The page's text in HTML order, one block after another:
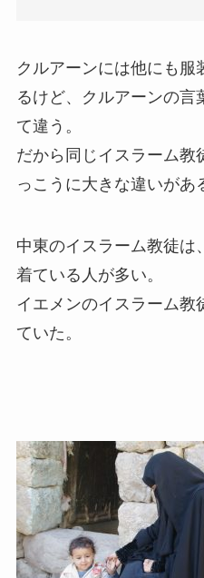
クルアーンには他にも服
るけど、クルアーンの言
て違う。
だから同じイスラーム教
っこうに大きな違いがあ
中東のイスラーム教徒は
着ている人が多い。
イエメンのイスラーム教
ていた。